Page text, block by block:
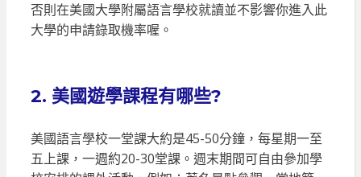
否則在美國大學附屬語言學校就讀並不影響你進入此
大學的申請錄取機率喔。
2. 美國遊學課程有哪些?
美國語言學校一堂課大約是45-50分鐘，每星期一至
五上課，一週約20-30堂課。週末期間可自由參加學